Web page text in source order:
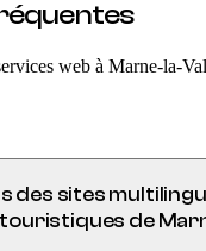
web à Marne-la-
des sites
de